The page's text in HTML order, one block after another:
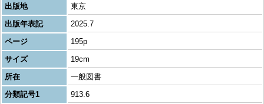
出版地
東京
出版年表記
2025.7
ページ
195p
サイズ
19cm
所在
一般図書
分類記号1
913.6